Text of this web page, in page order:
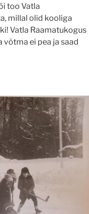
too Vatla
millal olid kooliga
Vatla Raamatukogus
ei pea ja saad